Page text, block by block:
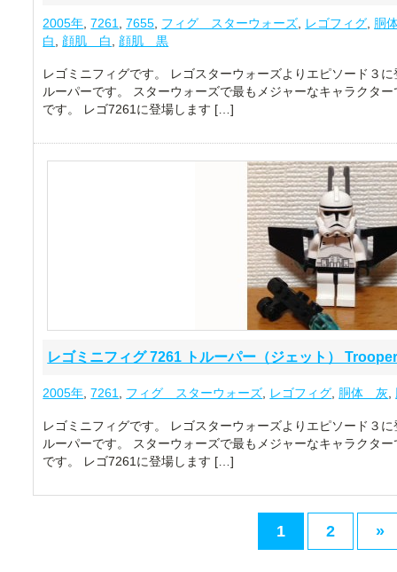
2005年 ,7261 ,7655 フィグ スターウォーズ レゴフィグ 胴
白
顔肌 白 顔肌 黒
レゴミニフィグです。 レゴスターウォーズよりエピソード３
ルーパーです。 スターウォーズで最もメジャーなキャラクタ
です。 レゴ7261に登場します […]
レゴミニフィグ 7261 トルーパー（ジェット）
2005年 ,7261 フィグ スターウォーズ レゴフィグ 胴体 灰
レゴミニフィグです。 レゴスターウォーズよりエピソード３
ルーパーです。 スターウォーズで最もメジャーなキャラクタ
です。 レゴ7261に登場します […]
1 2 »